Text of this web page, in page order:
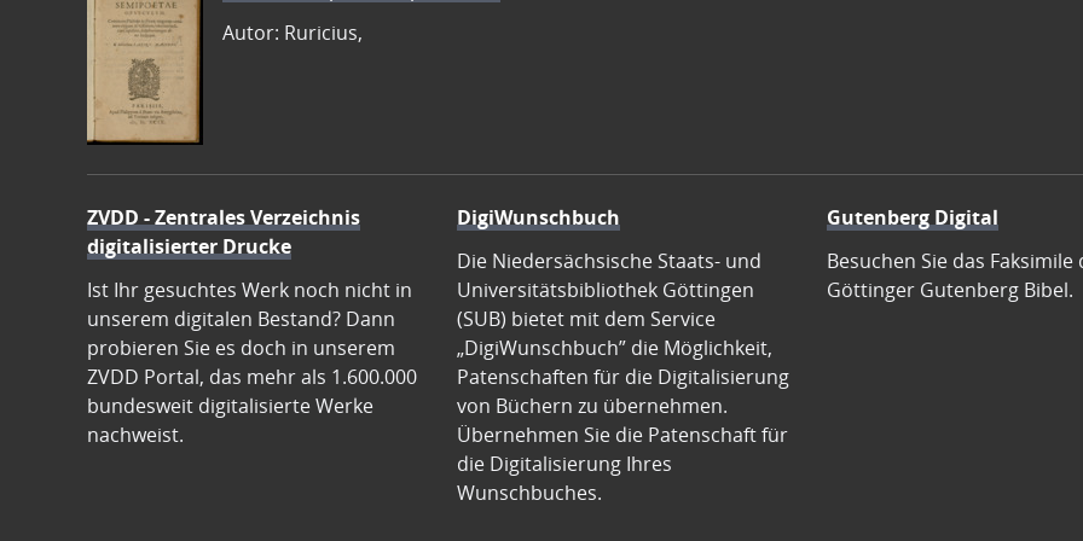
Autor: Ruricius,
ZVDD - Zentrales Verzeichnis
digitalisierter Drucke
Ist Ihr gesuchtes Werk noch nicht in
unserem digitalen Bestand? Dann
probieren Sie es doch in unserem
ZVDD Portal, das mehr als 1.600.000
bundesweit digitalisierte Werke
nachweist.
DigiWunschbuch
Die Niedersächsische Staats- und
Universitätsbibliothek Göttingen
(SUB) bietet mit dem Service
„DigiWunschbuch” die Möglichkeit,
Patenschaften für die Digitalisierung
von Büchern zu übernehmen.
Übernehmen Sie die Patenschaft für
die Digitalisierung Ihres
Wunschbuches.
Gutenberg Digital
Besuchen Sie das Faksimile
Göttinger Gutenberg Bibel.